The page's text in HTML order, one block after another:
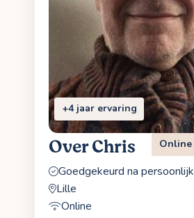
+4 jaar ervaring
Over Chris Online
Goedgekeurd na
Lille
Online